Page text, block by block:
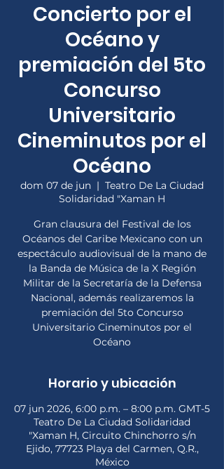
Concierto por el
Océano y
premiación del 5to
Concurso
Universitario
Cineminutos por el
Océano
dom 07 de jun
  |
Teatro De La Ciudad
Solidaridad "Xaman H
Gran clausura del Festival de los
Océanos del Caribe Mexicano con un
espectáculo audiovisual de la mano de
la Banda de Música de la X Región
Militar de la Secretaría de la Defensa
Nacional, además realizaremos la
premiación del 5to Concurso
Universitario Cineminutos por el
Océano
Horario y ubicación
07 jun 2026, 6:00 p.m. – 8:00 p.m. GMT-5
Teatro De La Ciudad Solidaridad
"Xaman H, Circuito Chinchorro s/n
Ejido, 77723 Playa del Carmen, Q.R.,
México